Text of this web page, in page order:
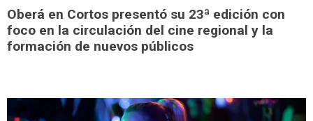
Oberá en Cortos presentó su 23ª edición con
foco en la circulación del cine regional y la
formación de nuevos públicos